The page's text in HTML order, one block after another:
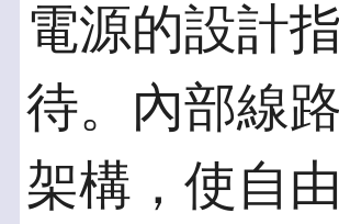
電源的設計
待。內部線
架構，使自